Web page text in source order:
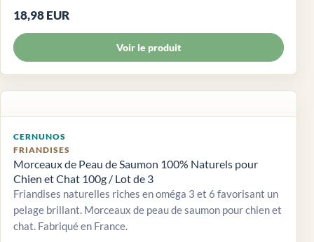
18,98 EUR
Voir le produit
CERNUNOS
FRIANDISES
Morceaux de Peau de Saumon 100% Naturels pour
Chien et Chat 100g / Lot de 3
Friandises naturelles riches en oméga 3 et 6 favorisant un
pelage brillant. Morceaux de peau de saumon pour chien et
chat. Fabriqué en France.